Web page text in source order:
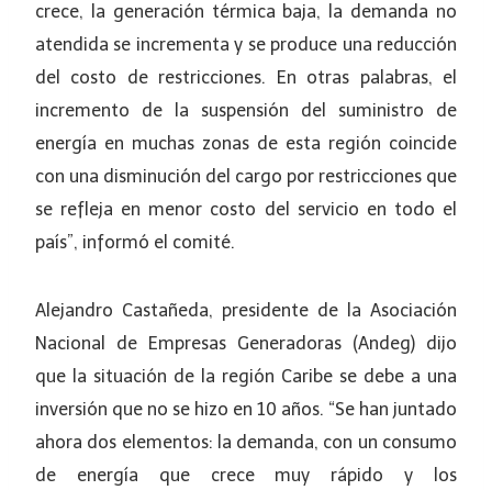
crece, la generación térmica baja, la demanda no
atendida se incrementa y se produce una reducción
del costo de restricciones. En otras palabras, el
incremento de la suspensión del suministro de
energía en muchas zonas de esta región coincide
con una disminución del cargo por restricciones que
se refleja en menor costo del servicio en todo el
país”, informó el comité.
Alejandro Castañeda, presidente de la Asociación
Nacional de Empresas Generadoras (Andeg) dijo
que la situación de la región Caribe se debe a una
inversión que no se hizo en 10 años. “Se han juntado
ahora dos elementos: la demanda, con un consumo
de energía que crece muy rápido y los